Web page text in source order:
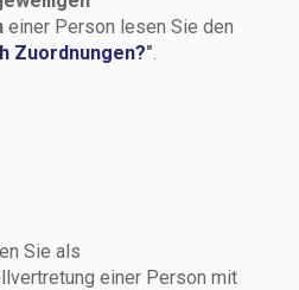
einer Person lesen Sie den
Zuordnungen?".
Sie als
einer Person mit